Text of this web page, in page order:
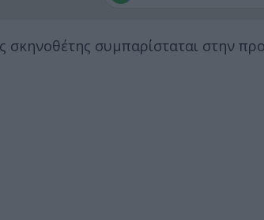
σκηνοθέτης συμπαρίσταται στην